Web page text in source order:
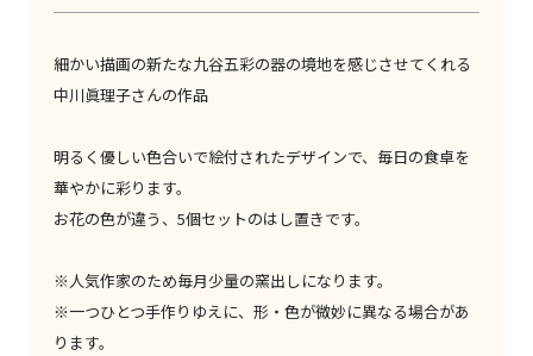
細かい描画の新たな九谷五彩の器の境地を感じさせてくれる
中川眞理子さんの作品
明るく優しい色合いで絵付されたデザインで、毎日の食卓を
華やかに彩ります。
お花の色が違う、5個セットのはし置きです。
※人気作家のため毎月少量の窯出しになります。
※一つひとつ手作りゆえに、形・色が微妙に異なる場合があ
ります。